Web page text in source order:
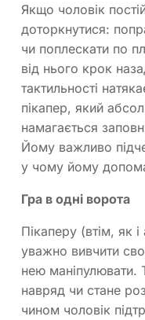
Якщо чоловік
доторкнутися:
чи поплескати по
від нього крок
тактильності
пікапер, який
намагається
Йому важливо
у чому йому
Гра в одні ворота
Пікаперу (втім, як
уважно вивчити
нею маніпулювати.
навряд чи стане
чином чоловік